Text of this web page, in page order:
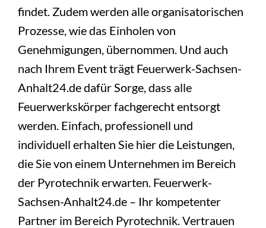
findet. Zudem werden alle organisatorischen
Prozesse, wie das Einholen von
Genehmigungen, übernommen. Und auch
nach Ihrem Event trägt Feuerwerk-Sachsen-
Anhalt24.de dafür Sorge, dass alle
Feuerwerkskörper fachgerecht entsorgt
werden. Einfach, professionell und
individuell erhalten Sie hier die Leistungen,
die Sie von einem Unternehmen im Bereich
der Pyrotechnik erwarten. Feuerwerk-
Sachsen-Anhalt24.de – Ihr kompetenter
Partner im Bereich Pyrotechnik. Vertrauen